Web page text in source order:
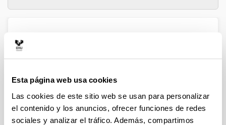
Esta página web usa cookies
Las cookies de este sitio web se usan para personalizar
el contenido y los anuncios, ofrecer funciones de redes
sociales y analizar el tráfico. Además, compartimos
Zooplancton
Publicaciones